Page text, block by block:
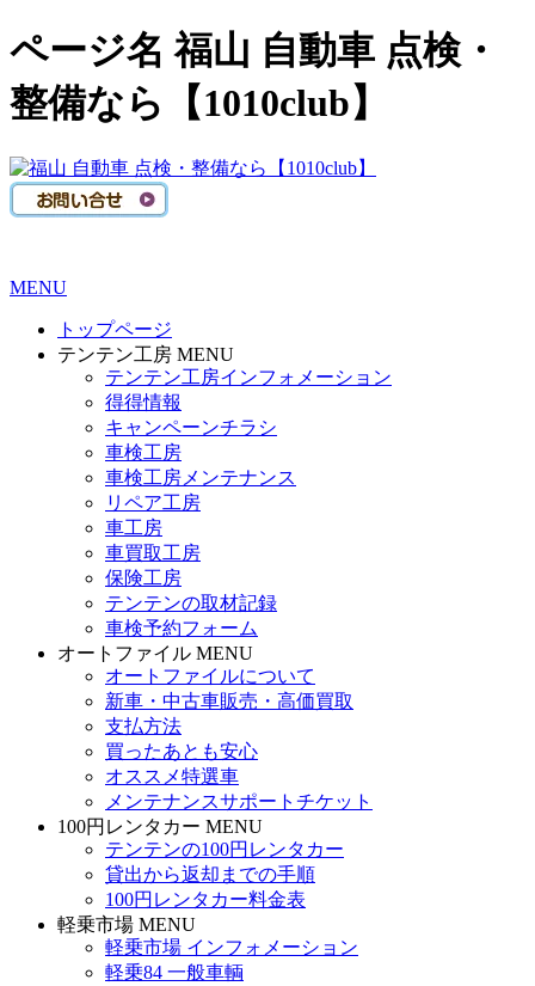
ページ名 福山 自動車 点検・
整備なら【1010club】
MENU
トップページ
テンテン工房 MENU
テンテン工房インフォメーション
得得情報
キャンペーンチラシ
車検工房
車検工房メンテナンス
リペア工房
車工房
車買取工房
保険工房
テンテンの取材記録
車検予約フォーム
オートファイル MENU
オートファイルについて
新車・中古車販売・高価買取
支払方法
買ったあとも安心
オススメ特選車
メンテナンスサポートチケット
100円レンタカー MENU
テンテンの100円レンタカー
貸出から返却までの手順
100円レンタカー料金表
軽乗市場 MENU
軽乗市場 インフォメーション
軽乗84 一般車輌